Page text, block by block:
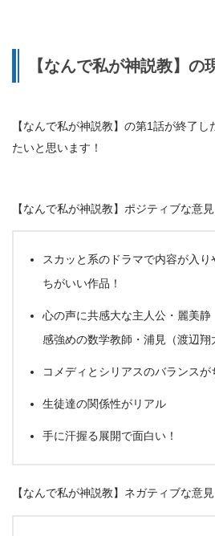
【なんで私が神説教】の
【なんで私が神説教】の第1話が終了し
たいと思います！
【なんで私が神説教】ポジティブな意見
スカッと系のドラマで内容が入
ちがいい作品！
心の声に共感大な主人公・麗美
感強めの数学教師・ 浦見 （渡辺
コメディとシリアスのバランスが
生徒達の関係性がリアル
手に汗握る展開で面白い！
【なんで私が神説教】ネガティブな意見